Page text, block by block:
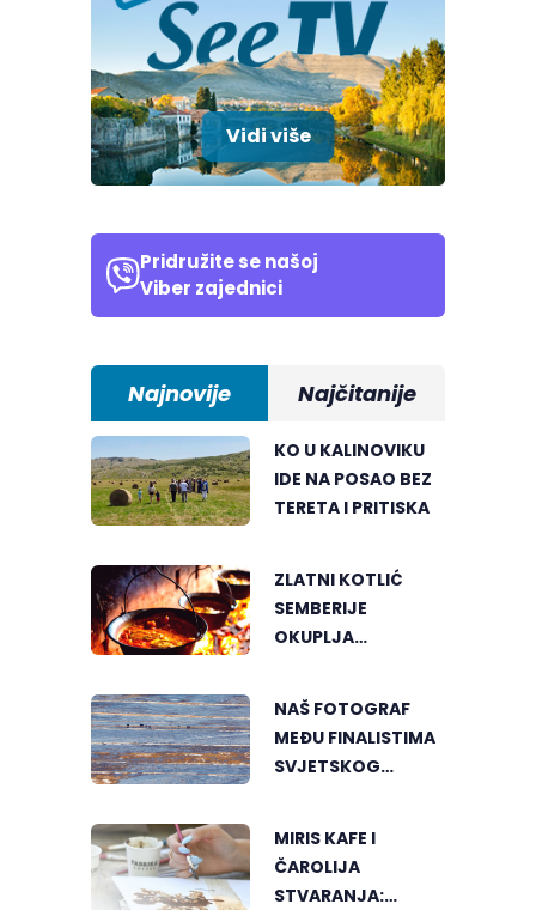
Vidi više
Pridružite se našoj
Viber zajednici
Najnovije Najčitanije
KO U KALINOVIKU
IDE NA POSAO BEZ
TERETA I PRITISKA
ZLATNI KOTLIĆ
SEMBERIJE
OKUPLJA
RIBLJEG PAPRIKAŠA
NAŠ FOTOGRAF
MEĐU FINALISTIMA
SVJETSKOG
FESTIVALA U
MIRIS KAFE I
ČAROLIJA
STVARANJA: